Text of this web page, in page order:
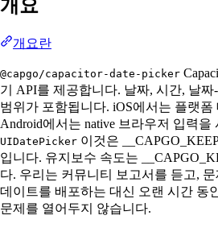
개요
개요란
@capgo/capacitor-date-picker
기 API를 제공합니다. 날짜, 시간, 날
범위가 포함됩니다. iOS에서는 플랫폼
Android에서는 native 브라우저 입력을
UIDatePicker 이것은
입니다. 유지보수 속도는
다. 우리는 커뮤니티 보고서를 듣고,
데이트를 배포하는 대신 오랜 시간 동
문제를 열어두지 않습니다.